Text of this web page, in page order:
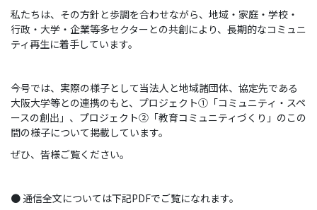
私たちは、その方針と歩調を合わせながら、地域・家庭・学校・
行政・大学・企業等多セクターとの共創により、長期的なコミュニ
ティ再生に着手しています。
今号では、実際の様子として当法人と地域諸団体、協定先である
大阪大学等との連携のもと、プロジェクト①「コミュニティ・スペ
ースの創出」、プロジェクト②「教育コミュニティづくり」のこの
間の様子について掲載しています。
ぜひ、皆様ご覧ください。
● 通信全文については下記PDFでご覧になれます。